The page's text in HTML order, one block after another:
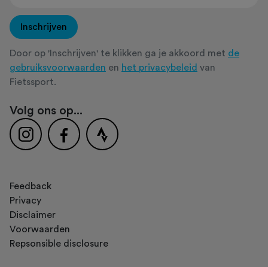
Inschrijven
Door op 'Inschrijven' te klikken ga je akkoord met de
gebruiksvoorwaarden en het privacybeleid van
Fietssport.
Volg ons op...
Feedback
Privacy
Disclaimer
Voorwaarden
Repsonsible disclosure